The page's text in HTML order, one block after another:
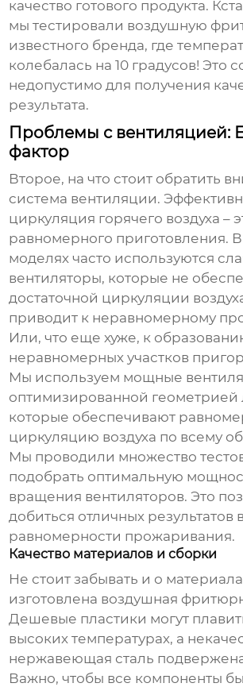
качество готового продукта.
мы тестировали воздушную
известного бренда, где
колебалась на 10 градусов! Это
недопустимо для получения
результата.
Проблемы с вентиляцией:
фактор
Второе, на что стоит обратить
система вентиляции.
циркуляция горячего воздуха –
равномерного приготовления.
моделях часто используются
вентиляторы, которые не
достаточной циркуляции
приводит к неравномерному
Или, что еще хуже, к
неравномерных участков
Мы используем мощные
оптимизированной геометрией
которые обеспечивают
циркуляцию воздуха по всему
Мы проводили множество
подобрать оптимальную
вращения вентиляторов. Это
добиться отличных результатов
равномерности прожаривания.
Качество материалов и сборки
Не стоит забывать и о
изготовлена воздушная
Дешевые пластики могут
высоких температурах, а
нержавеющая сталь
Важно, чтобы все компоненты